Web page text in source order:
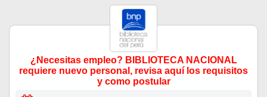
¿Necesitas empleo? BIBLIOTECA NACIONAL
requiere nuevo personal, revisa aquí los requisitos
y como postular